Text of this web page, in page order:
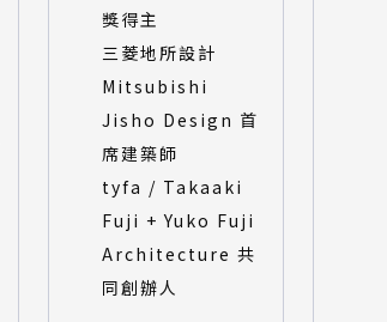
獎得主
三菱地所設計
Mitsubishi
Jisho Design 首
席建築師
tyfa / Takaaki
Fuji + Yuko Fuji
Architecture 共
同創辦人